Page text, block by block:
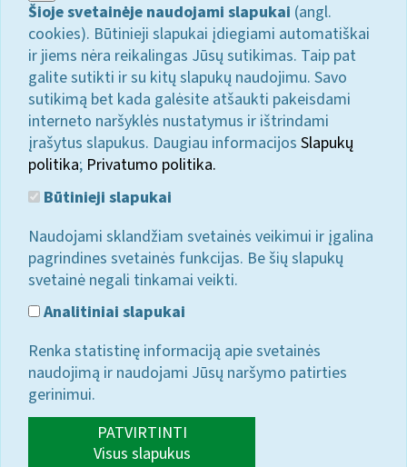
Šioje svetainėje naudojami slapukai (angl.
cookies). Būtinieji slapukai įdiegiami automatiškai
ir jiems nėra reikalingas Jūsų sutikimas. Taip pat
galite sutikti ir su kitų slapukų naudojimu. Savo
sutikimą bet kada galėsite atšaukti pakeisdami
interneto naršyklės nustatymus ir ištrindami
įrašytus slapukus. Daugiau informacijos Slapukų
politika; Privatumo politika.
Būtinieji slapukai
Naudojami sklandžiam svetainės veikimui ir įgalina
pagrindines svetainės funkcijas. Be šių slapukų
svetainė negali tinkamai veikti.
Analitiniai slapukai
Renka statistinę informaciją apie svetainės
naudojimą ir naudojami Jūsų naršymo patirties
gerinimui.
PATVIRTINTI
Visus slapukus